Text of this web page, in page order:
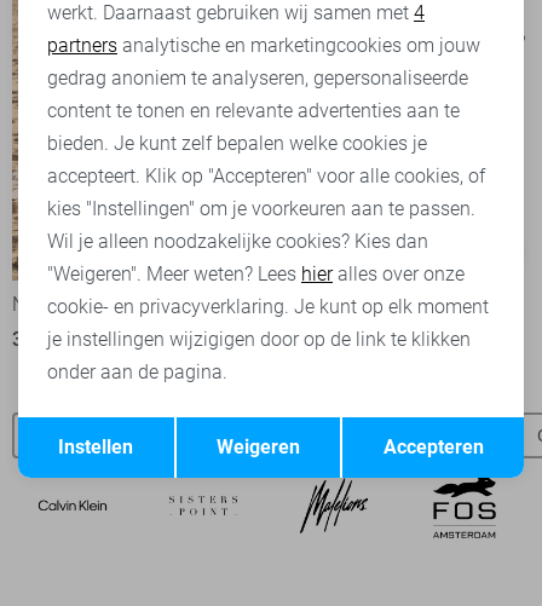
-50%
NED T-shirt
30,00 59,99
NED T-shirt
25,00 49,99
NED t-shirts NED broeken Jacqueline de Yong t-shirts
Analytische cookies
Marketing cookies
Terug Opslaan
werkt. Daarnaast gebruiken wij samen met 4
partners analytische en marketingcookies om jouw
gedrag anoniem te analyseren, gepersonaliseerde
content te tonen en relevante advertenties aan te
bieden. Je kunt zelf bepalen welke cookies je
accepteert. Klik op "Accepteren" voor alle cookies, of
kies "Instellingen" om je voorkeuren aan te passen.
Wil je alleen noodzakelijke cookies? Kies dan
"Weigeren". Meer weten? Lees hieralles over onze
cookie- en privacyverklaring. Je kunt op elk moment
je instellingen wijzigigen door op de link te klikken
onder aan de pagina.
Accepteren
Weigeren
Instellen